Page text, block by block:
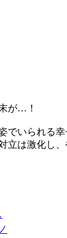
が…！
でいられる
立は激化し